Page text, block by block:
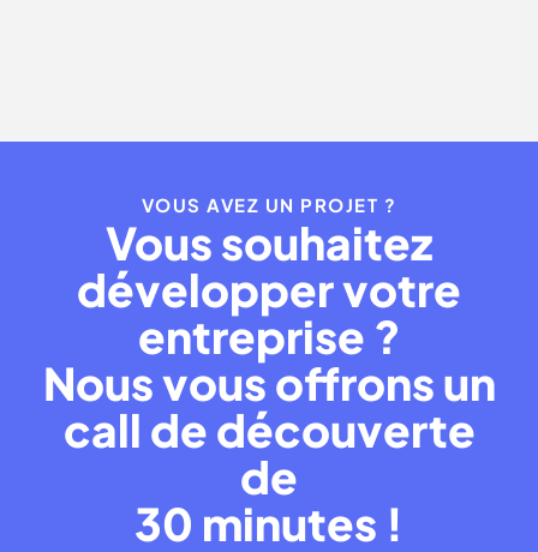
VOUS AVEZ UN PROJET ?
Vous souhaitez
développer votre
entreprise ?
Nous vous offrons un
call de découverte
de
30 minutes !